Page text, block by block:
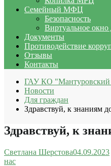
Семейный МФЦ
Безопасность
Виртуальное окно
Документы
Противодействие
Отзывы
Контакты
ГАУ КО
Новости
Для граждан
Здравствуй, к знаниям
Здравствуй, к
Светлана Шерстова04.09.2023
нас